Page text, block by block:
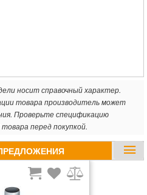
носит справочный характер.
товара производитель может
Проверьте спецификацию
перед покупкой.